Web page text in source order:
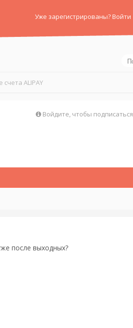
Уже зарегистрированы? Войти
ALIPAY
Войдите, чтобы подписаться
после выходных?